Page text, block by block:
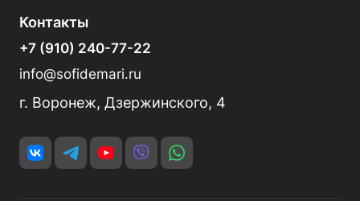
Контакты
+7 (910) 240-77-22
info@sofidemari.ru
г. Воронеж, Дзержинского, 4